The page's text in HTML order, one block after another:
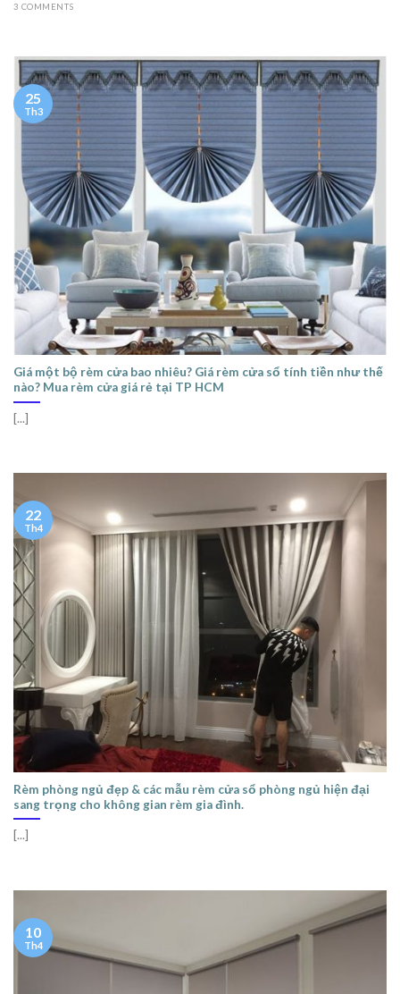
3 COMMENTS
Giá một bộ rèm cửa bao nhiêu? Giá rèm cửa sổ tính tiền như thế
nào? Mua rèm cửa giá rẻ tại TP HCM
[...]
25
Th3
Rèm phòng ngủ đẹp & các mẫu rèm cửa sổ phòng ngủ hiện đại
sang trọng cho không gian rèm gia đình.
[...]
22
Th4
10
Th4